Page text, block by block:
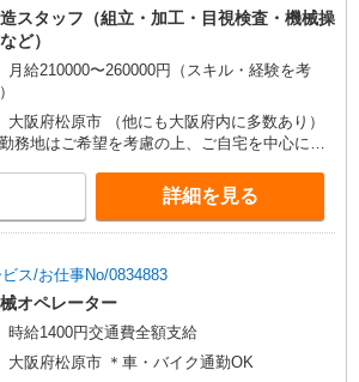
スタッフ（組立・加工・目視検査・機械操
ど）
月給210000〜260000円（スキル・経験を考
大阪府松原市 （他にも大阪府内に多数あり）
務地はご希望を考慮の上、ご自宅を中心に通
詳細を見る
ス/お仕事No/0834883
オペレーター
時給1400円交通費全額支給
大阪府松原市 ＊車・バイク通勤OK